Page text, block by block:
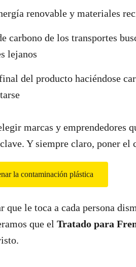
renovable y materiales
carbono de los transportes
lejanos
del producto haciéndose
marcas y emprendedores
Y siempre claro, poner el
la contaminación plástica
que le toca a cada persona
que el Tratado para